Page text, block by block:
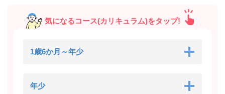
気になるコース(カリキュラム)をタップ!
1歳6か月～年少
年少